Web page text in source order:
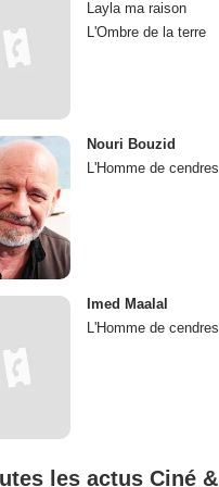
Layla ma raison
L'Ombre de la terre
Nouri Bouzid
L'Homme de cendres
Imed Maalal
L'Homme de cendres
les actus Ciné &